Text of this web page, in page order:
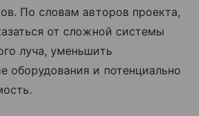
По словам авторов проекта,
от сложной системы
луча, уменьшить
оборудования и потенциально